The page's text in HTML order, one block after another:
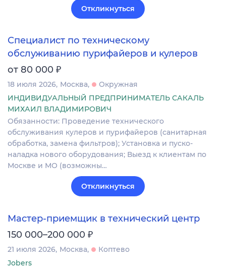
Откликнуться
Специалист по техническому
обслуживанию пурифайеров и кулеров
от 80 000 ₽
18 июля 2026 Москва
Окружная
ИНДИВИДУАЛЬНЫЙ ПРЕДПРИНИМАТЕЛЬ САКАЛЬ
МИХАИЛ ВЛАДИМИРОВИЧ
Обязанности: Проведение технического
обслуживания кулеров и пурифайеров (санитарная
обработка, замена фильтров); Установка и пуско-
наладка нового оборудования; Выезд к клиентам по
Москве и МО (возможны…
Откликнуться
Мастер-приемщик в технический центр
150 000–200 000 ₽
21 июля 2026 Москва
Коптево
Jobers